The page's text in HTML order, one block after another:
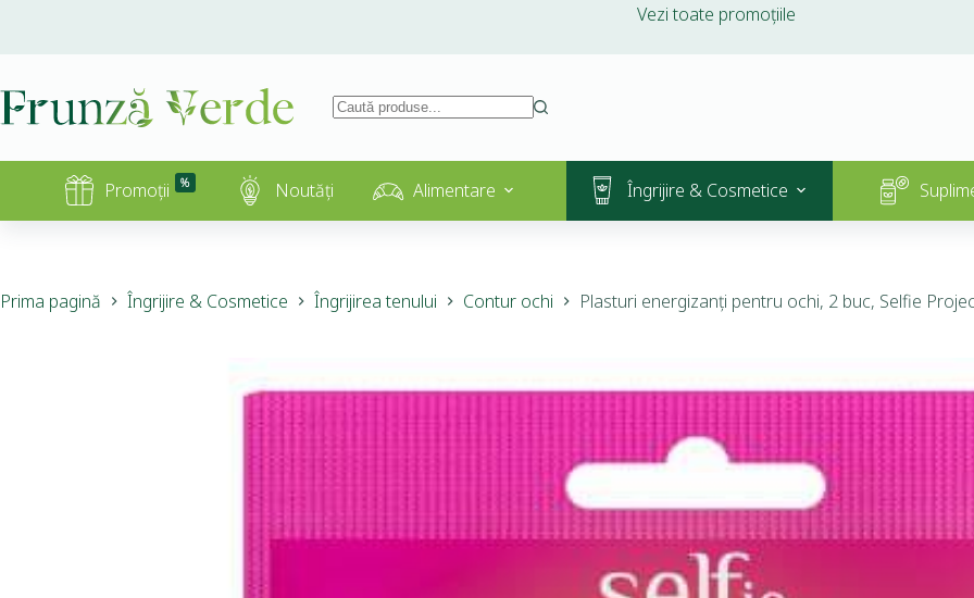
Vezi toate promoțiile
Promoții % Noutăți Alimentare Îngrijire & Cosmetice
Prima pagină Îngrijire & Cosmetice Îngrijirea tenului Contur ochi Plasturi energizanți pentru ochi, 2 buc, Selfie